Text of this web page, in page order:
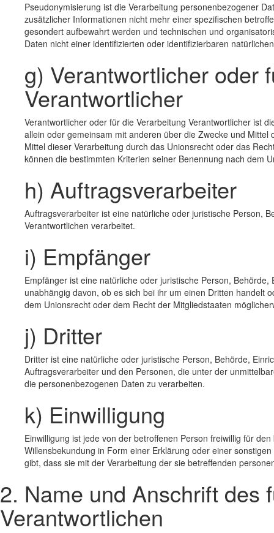
Pseudonymisierung ist die Verarbeitung personenbezogener
zusätzlicher Informationen nicht mehr einer spezifischen
gesondert aufbewahrt werden und technischen und
Daten nicht einer identifizierten oder identifizierbaren
g) Verantwortlicher oder
Verantwortlicher
Verantwortlicher oder für die Verarbeitung Verantwortlicher ist
allein oder gemeinsam mit anderen über die Zwecke und
Mittel dieser Verarbeitung durch das Unionsrecht oder das
können die bestimmten Kriterien seiner Benennung nach dem
h) Auftragsverarbeiter
Auftragsverarbeiter ist eine natürliche oder juristische Person,
Verantwortlichen verarbeitet.
i) Empfänger
Empfänger ist eine natürliche oder juristische Person,
unabhängig davon, ob es sich bei ihr um einen Dritten handelt
dem Unionsrecht oder dem Recht der Mitgliedstaaten
j) Dritter
Dritter ist eine natürliche oder juristische Person, Behörde,
Auftragsverarbeiter und den Personen, die unter der
die personenbezogenen Daten zu verarbeiten.
k) Einwilligung
Einwilligung ist jede von der betroffenen Person freiwillig für
Willensbekundung in Form einer Erklärung oder einer
gibt, dass sie mit der Verarbeitung der sie betreffenden
2. Name und Anschrift des
Verantwortlichen